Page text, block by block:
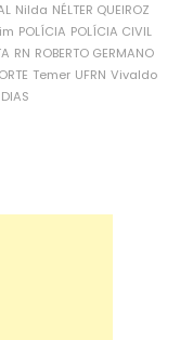
Nilda NÉLTER QUEIROZ
POLÍCIA POLÍCIA CIVIL
RN ROBERTO GERMANO
Temer UFRN Vivaldo